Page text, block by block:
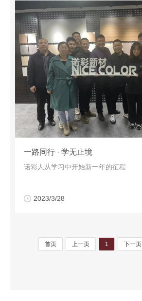
一路同行 · 学无止境
诺彩人从学习中开始新一年的征程
2023/3/28
首页 上一页 1 下一页